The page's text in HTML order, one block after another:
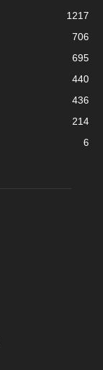
1217
706
695
440
436
214
6